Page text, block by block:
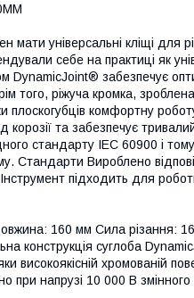
універсальні кліщі для
себе на практиці як
DynamicJoint® забезпечує
того, ріжуча кромка,
плоскогубців комфортну
корозії та забезпечує
стандарту IEC 60900 і
Стандарти Вироблено
підходить для
160 мм Сила різання:
конструкція суглоба
високоякісній хромованій
при напрузі 10 000 В